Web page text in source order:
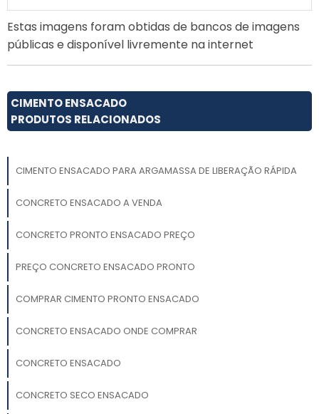
Estas imagens foram obtidas de bancos de imagens
públicas e disponível livremente na internet
CIMENTO ENSACADO
PRODUTOS RELACIONADOS
CIMENTO ENSACADO PARA ARGAMASSA DE LIBERAÇÃO RÁPIDA
CONCRETO ENSACADO A VENDA
CONCRETO PRONTO ENSACADO PREÇO
PREÇO CONCRETO ENSACADO PRONTO
COMPRAR CIMENTO PRONTO ENSACADO
CONCRETO ENSACADO ONDE COMPRAR
CONCRETO ENSACADO
CONCRETO SECO ENSACADO